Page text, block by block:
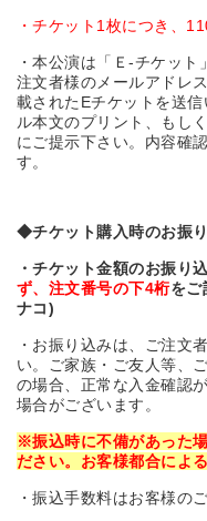
・チケット1枚につき、
・本公演は「Ｅ-チケッ
注文者様のメールアドレ
載されたEチケットを送
ル本文のプリント、もし
にご提示下さい。内容確
す。
◆チケット購入時のお振
・チケット金額のお振り
ず、注文番号の下4桁をご
ナコ)
・お振り込みは、ご注文
い。ご家族・ご友人等、
の場合、正常な入金確認
場合がございます。
※振込時に不備があった
ださい。お客様都合によ
・振込手数料はお客様の